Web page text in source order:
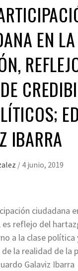
EN LA
IBARRA
/ 4 junio, 2019
ciudadana
es reflejo del
a la clase
la realidad de la
Galaviz Ibarra